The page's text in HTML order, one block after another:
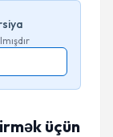
üçün